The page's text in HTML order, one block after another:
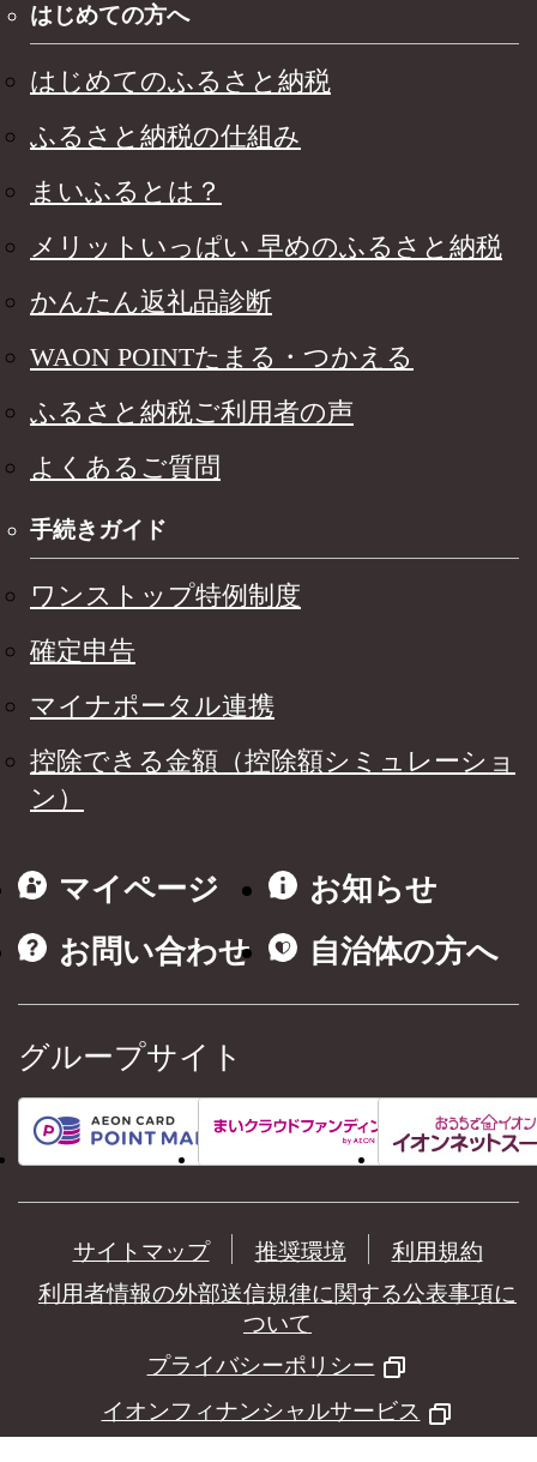
はじめての方へ
はじめてのふるさと納税
ふるさと納税の仕組み
まいふるとは？
メリットいっぱい 早めのふるさと納税
かんたん返礼品診断
WAON POINTたまる・つかえる
ふるさと納税ご利用者の声
よくあるご質問
手続きガイド
ワンストップ特例制度
確定申告
マイナポータル連携
控除できる金額（控除額シミュレーショ
ン）
マイページ
お知らせ
お問い合わせ
自治体の方へ
グループサイト
サイトマップ 推奨環境
利用規約
利用者情報の外部送信規律に関する公表事項に
ついて
プライバシーポリシー
イオンフィナンシャルサービス